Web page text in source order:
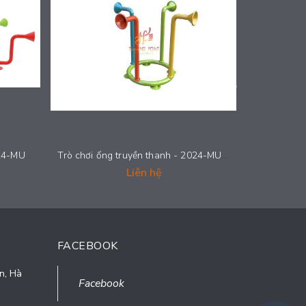
Trò chơi ống truyền thanh - 2024-MUSIC-112 Trò chơi ống truyền thanh - 2024-MUSIC-111
Liên hệ
Hà
FACEBOOK
Facebook